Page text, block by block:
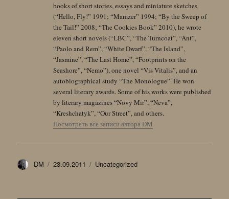
books of short stories, essays and miniature sketches
(“Hello, Fly!” 1991; “Mamzer” 1994; “By the Sweep of
the Tail!” 2008; “The Cookies Book” 2010), he wrote
eleven short novels (“LBC”, “The Turncoat”, “Ant”,
“Paolo and Rem”, “White Dwarf”, “The Island”,
“Jasmine”, “The Last Home”, “Footprints on the
Seashore”, “Nemo”), one novel “Vis Vitalis”, and an
autobiographical study “The Monologue”. He won
several literary awards. Some of his works were published
by literary magazines “Novy Mir”, “Neva”,
“Kreshchatyk”, “Our Street”, and others.
Посмотреть все записи автора DM
Автор
DM Опубликовано
23.09.2011 Рубрики
Uncategorized